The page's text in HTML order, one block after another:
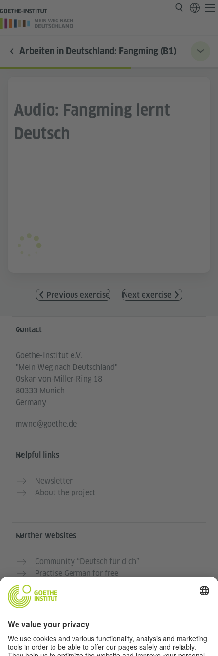
Arbeiten in Deutschland: Fangming (B1)
Audio: Fangming lernt
Deutsch
Previous exercise Next exercise
Information and services
Contact
Goethe-Institut e.V.
"Mein Weg nach Deutschland"
Oskar-von-Miller-Ring 18
80333 Munich
Germany
mwnd@goethe.de
Helpful links
Newsletter
About the project
Further websites
Community “Deutsch für dich”
Practise German for free
Teacher portal “Deutschstunde”
Privacy and Accessibility